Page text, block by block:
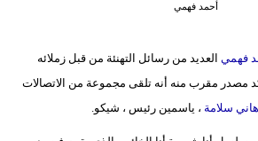
أحمد فهمي
فهمي العديد من رسائل التهنئة من قبل زملائه
مصدر مقرب منه أنه تلقى مجموعة من الاتصالات
هاني سلامة ، ياسمين رئيس ، شيكو.